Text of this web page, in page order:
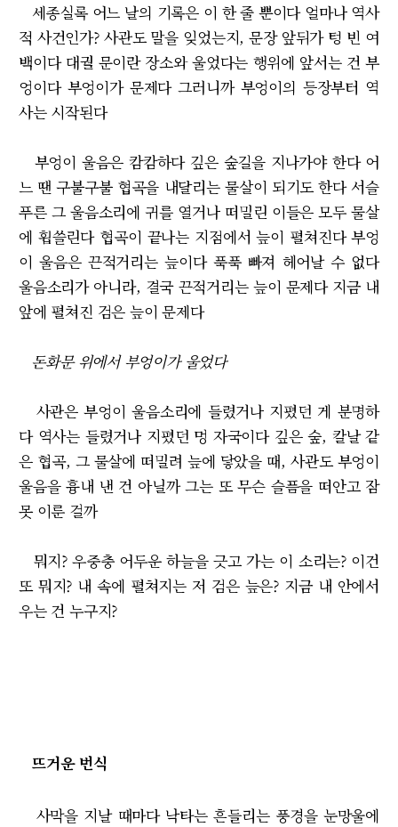
세종실록 어느 날의 기록은 이 한 줄 뿐이다 얼마나 역사
적 사건인가? 사관도 말을 잊었는지, 문장 앞뒤가 텅 빈 여
백이다 대궐 문이란 장소와 울었다는 행위에 앞서는 건 부
엉이다 부엉이가 문제다 그러니까 부엉이의 등장부터 역
사는 시작된다
부엉이 울음은 캄캄하다 깊은 숲길을 지나가야 한다 어
느 땐 구불구불 협곡을 내달리는 물살이 되기도 한다 서슬
푸른 그 울음소리에 귀를 열거나 떠밀린 이들은 모두 물살
에 휩쓸린다 협곡이 끝나는 지점에서 늪이 펼쳐진다 부엉
이 울음은 끈적거리는 늪이다 푹푹 빠져 헤어날 수 없다
울음소리가 아니라, 결국 끈적거리는 늪이 문제다 지금 내
앞에 펼쳐진 검은 늪이 문제다
돈화문 위에서 부엉이가 울었다
사관은 부엉이 울음소리에 들렸거나 지폈던 게 분명하
다 역사는 들렸거나 지폈던 멍 자국이다 깊은 숲, 칼날 같
은 협곡, 그 물살에 떠밀려 늪에 닿았을 때, 사관도 부엉이
울음을 흉내 낸 건 아닐까 그는 또 무슨 슬픔을 떠안고 잠
못 이룬 걸까
뭐지? 우중충 어두운 하늘을 긋고 가는 이 소리는? 이건
또 뭐지? 내 속에 펼쳐지는 저 검은 늪은? 지금 내 안에서
우는 건 누구지?
뜨거운 번식
사막을 지날 때마다 낙타는 흔들리는 풍경을 눈망울에